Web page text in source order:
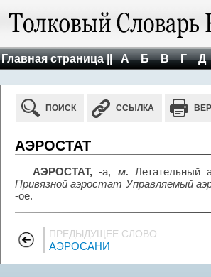
Главная страница || А Б В Г Д
ПОИСК ССЫЛКА
АЭРОСТАТ
АЭРОСТАТ, -а, м. Летательный
Привязной аэростат Управляемый
-ое.
ПРЕДЫДУЩЕЕ СЛОВО
АЭРОСАНИ